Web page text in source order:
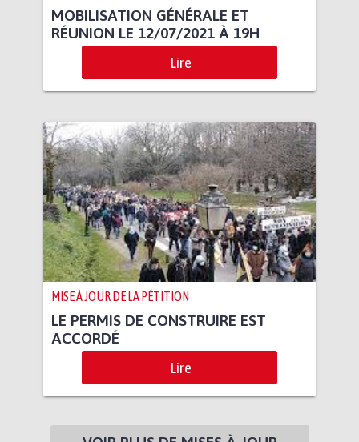
MOBILISATION GÉNÉRALE ET
RÉUNION LE 12/07/2021 À 19H
Lire
MISE À JOUR DE LA PÉTITION
LE PERMIS DE CONSTRUIRE EST
ACCORDÉ
Lire